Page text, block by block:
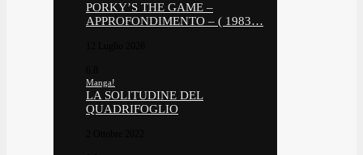
PORKY’S THE GAME –
APPROFONDIMENTO – ( 1983…
Manga!
LA SOLITUDINE DEL
QUADRIFOGLIO